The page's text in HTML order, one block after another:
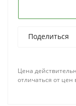
Поделиться
Цена
отличаться от